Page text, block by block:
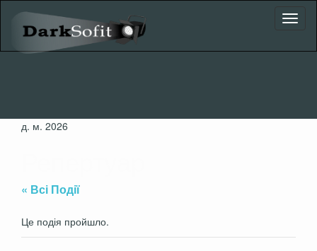
д. м. 2026
« Всі Події
Це подія пройшло.